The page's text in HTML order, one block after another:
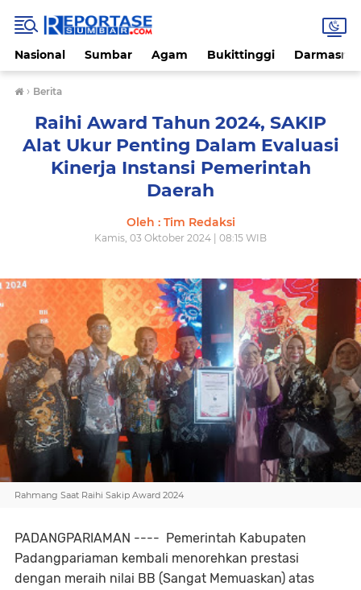
Nasional Sumbar Agam Bukittinggi
› Berita
Raihi Award Tahun 2024, SAKIP
Alat Ukur Penting Dalam Evaluasi
Kinerja Instansi Pemerintah
Daerah
Oleh : Tim Redaksi
Kamis, 03 Oktober 2024 | 08:15 WIB
Rahmang Saat Raihi Sakip Award 2024
PADANGPARIAMAN ---- Pemerintah Kabupaten
Padangpariaman kembali menorehkan prestasi
dengan meraih nilai BB (Sangat Memuaskan) atas